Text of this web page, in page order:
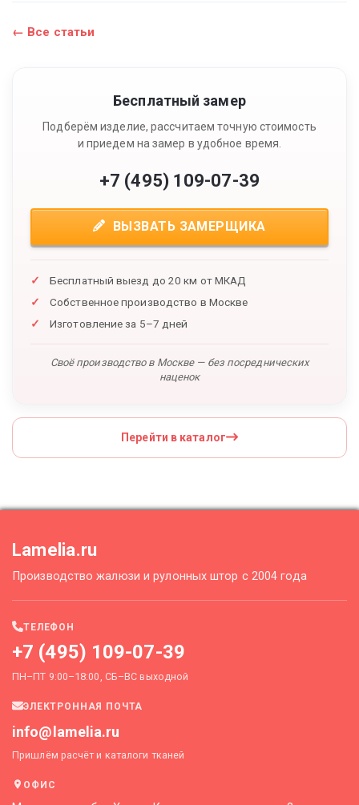
← Все статьи
Бесплатный замер
Подберём изделие, рассчитаем точную стоимость
и приедем на замер в удобное время.
+7 (495) 109-07-39
ВЫЗВАТЬ ЗАМЕРЩИКА
Бесплатный выезд до 20 км от МКАД
Собственное производство в Москве
Изготовление за 5–7 дней
Своё производство в Москве — без посреднических
наценок
Перейти в каталог
Lamelia.ru
Производство жалюзи и рулонных штор с 2004 года
ТЕЛЕФОН
+7 (495) 109-07-39
ПН–ПТ 9:00–18:00, СБ–ВС выходной
ЭЛЕКТРОННАЯ ПОЧТА
info@lamelia.ru
Пришлём расчёт и каталоги тканей
ОФИС